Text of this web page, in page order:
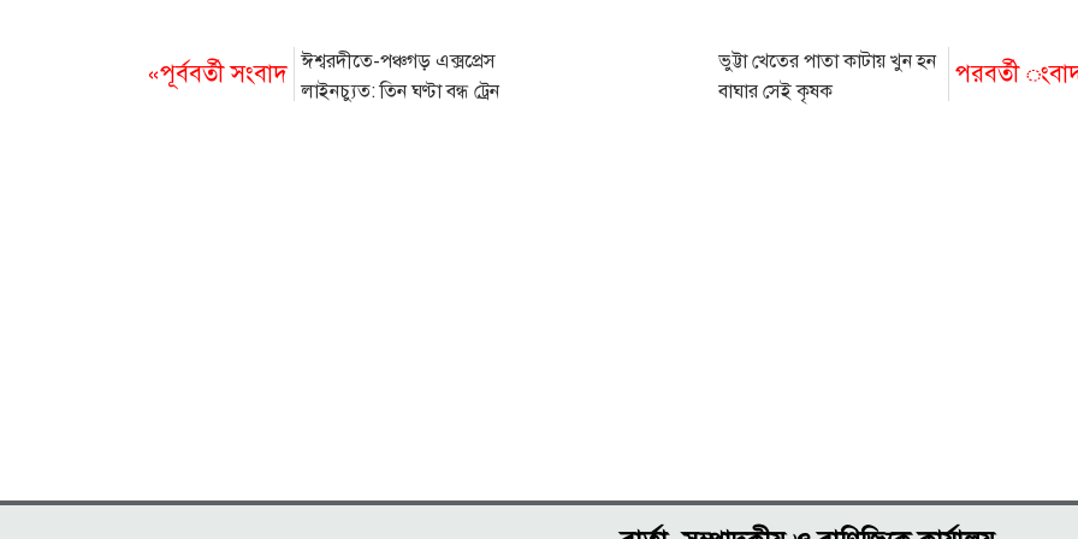
«পূর্ববর্তী সংবাদ ঈশ্বরদীতে-পঞ্চগড় এক্সপ্রেস
লাইনচ্যুত: তিন ঘণ্টা বন্ধ ট্রেন
পরবর্তী
ভুট্টা খেতের পাতা কাটায় খুন হন
বাঘার সেই কৃষক